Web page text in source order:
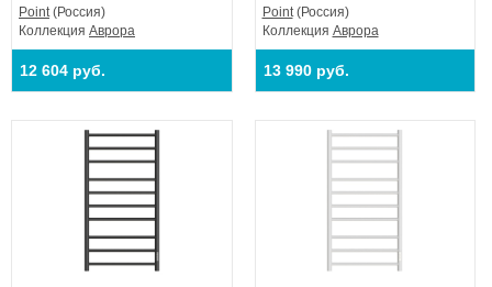
Point(Россия)
Коллекция Аврора
12 604 руб.
Point(Россия)
Коллекция Аврора
13 990 руб.